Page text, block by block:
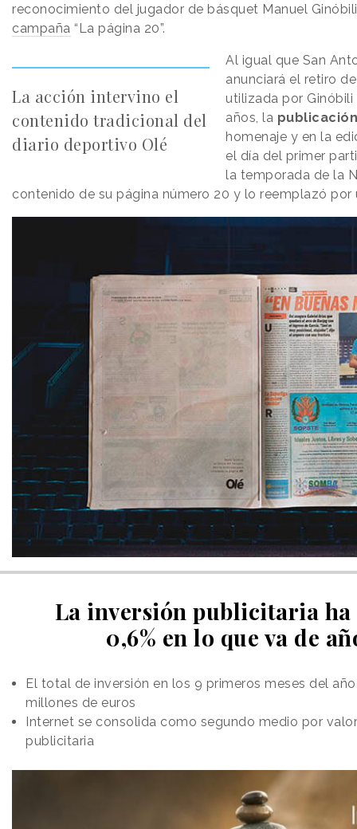
reconocimiento del jugador de básquet Manuel
campaña “La página 20”.
La acción intervino el
contenido tradicional del
diario deportivo Olé
Al igual que San
anunciará el retiro
utilizada por
años, la publicación
homenaje y en la
el día del primer
la temporada de la
contenido de su página número 20 y lo reemplazó por
La inversión publicitaria
0,6% en lo que va de
El total de inversión en los 9 primeros meses del
millones de euros
Internet se consolida como segundo medio por
publicitaria